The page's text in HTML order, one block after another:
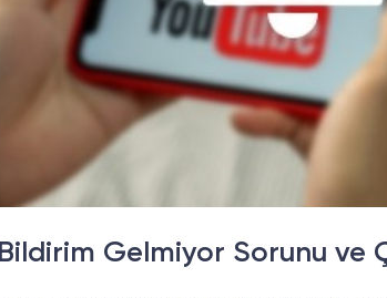
Gelmiyor Sorunu ve